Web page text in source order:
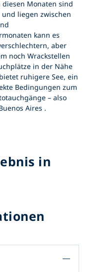
diesen Monaten sind
liegen zwischen
kann es
aber
nochWrackstellen
in der Nähe
bietet ruhigere See, ein
Bedingungen zum
– also
Aires .
in